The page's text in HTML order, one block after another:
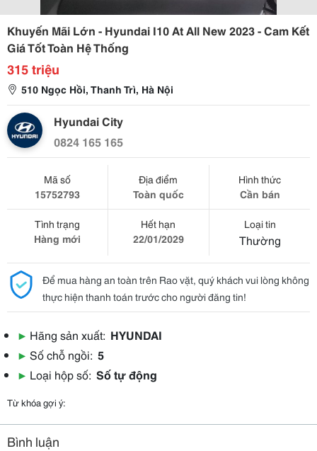
Khuyến Mãi Lớn - Hyundai I10 At All New 2023 - Cam Kết
Giá Tốt Toàn Hệ Thống
315 triệu
510 Ngọc Hồi, Thanh Trì, Hà Nội
Hyundai City
0824 165 165
Mã số
15752793
Địa điểm
Toàn quốc
Hình thức
Cần bán
Tình trạng
Hàng mới
Hết hạn
22/01/2029
Loại tin
Thường
Để mua hàng an toàn trên Rao vặt, quý khách vui lòng không
thực hiện thanh toán trước cho người đăng tin!
▶ Hãng sản xuất: HYUNDAI
▶ Số chỗ ngồi: 5
▶ Loại hộp số: Số tự động
Từ khóa gợi ý:
Bình luận